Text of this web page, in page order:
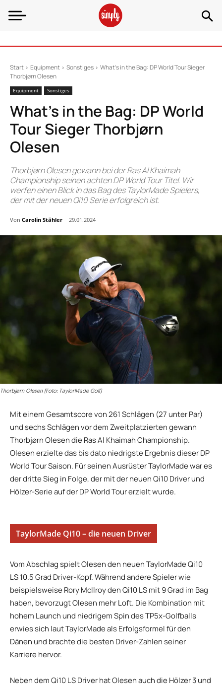
Start Equipment Sonstiges
What’s in the Bag: DP World Tour Sieger
Thorbjørn Olesen
Equipment Sonstiges
What’s in the Bag: DP World
Tour Sieger Thorbjørn
Olesen
Thorbjørn Olesen gewann bei der Ras Al Khaimah
Championship seinen achten DP World Tour Titel. Wir
werfen einen Blick in das Bag des TaylorMade Spielers,
der mit der neuen Qi10 Serie erfolgreich ist.
Von Carolin Stähler 29.01.2024
Thorbjørn Olesen (Foto: TaylorMade Golf)
Mit einem Gesamtscore von 261 Schlägen (27 unter Par)
und sechs Schlägen vor dem Zweitplatzierten gewann
Thorbjørn Olesen die Ras Al Khaimah Championship.
Olesen erzielte das bis dato niedrigste Ergebnis dieser DP
World Tour Saison. Für seinen Ausrüster TaylorMade war es
der dritte Sieg in Folge, der mit der neuen Qi10 Driver und
Hölzer-Serie auf der DP World Tour erzielt wurde.
TaylorMade Qi10 – die neuen Driver
Vom Abschlag spielt Olesen den neuen TaylorMade Qi10
LS 10.5 Grad Driver-Kopf. Während andere Spieler wie
beispielsweise Rory McIlroy den Qi10 LS mit 9 Grad im Bag
haben, bevorzugt Olesen mehr Loft. Die Kombination mit
hohem Launch und niedrigem Spin des TP5x-Golfballs
erwies sich laut TaylorMade als Erfolgsformel für den
Dänen und brachte die besten Driver-Zahlen seiner
Karriere hervor.
Neben dem Qi10 LS Driver hat Olesen auch die Hölzer 3 und